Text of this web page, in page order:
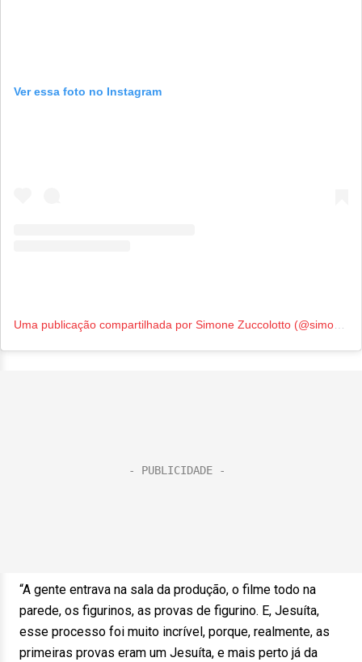
Ver essa foto no Instagram
“A gente entrava na sala da produção, o filme todo na
parede, os figurinos, as provas de figurino. E, Jesuíta,
esse processo foi muito incrível, porque, realmente, as
primeiras provas eram um Jesuíta, e mais perto já da